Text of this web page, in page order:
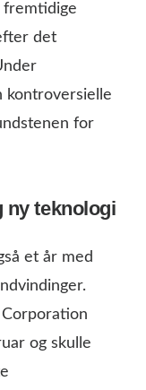
fremtidige
det
kontroversielle
for
ny teknologi
et år med
og skulle